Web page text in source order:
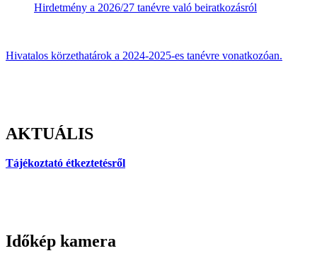
Hirdetmény a 2026/27 tanévre való beiratkozásról
Hivatalos körzethatárok a 2024-2025-es tanévre vonatkozóan.
AKTUÁLIS
Tájékoztató étkeztetésről
Időkép kamera